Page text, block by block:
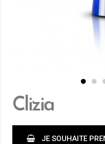
Clizia
JE SOUHAITE